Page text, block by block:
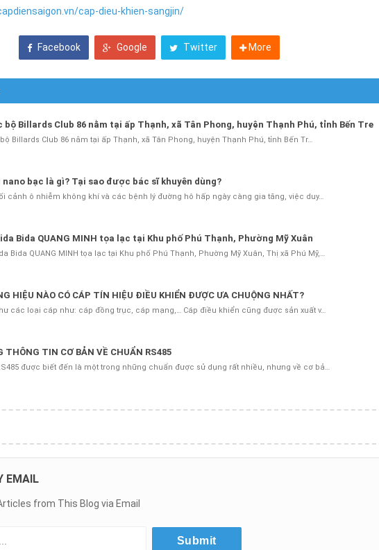
cap-dieu-khien-sangjin/
Facebook Google Twitter More
bộ Billards Club 86 nằm tại ấp Thạnh, xã Tân Phong, huyện Thạnh Phú, tỉnh Bến Tre
Billards Club 86 nằm tại ấp Thạnh, xã Tân Phong, huyện Thạnh Phú, tỉnh Bến Tr…
nano bạc là gì? Tại sao được bác sĩ khuyên dùng?
cảnh ô nhiễm không khí và các bệnh lý đường hô hấp ngày càng gia tăng, việc duy…
Bida QUANG MINH tọa lạc tại Khu phố Phú Thạnh, Phường Mỹ Xuân
Bida QUANG MINH tọa lạc tại Khu phố Phú Thạnh, Phường Mỹ Xuân, Thị xã Phú Mỹ,…
HIỆU NÀO CÓ CÁP TÍN HIỆU ĐIỀU KHIỂN ĐƯỢC ƯA CHUỘNG NHẤT?
các loại cáp như: cáp đồng trục, cáp mạng,… Cáp điều khiển cũng được sản xuất v…
THÔNG TIN CƠ BẢN VỀ CHUẨN RS485
được biết đến là một trong những chuẩn được sử dụng rất nhiều, nhưng về cơ bả…
EMAIL
from This Blog via Email